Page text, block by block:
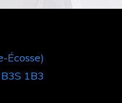
Écosse)
B3S 1B3